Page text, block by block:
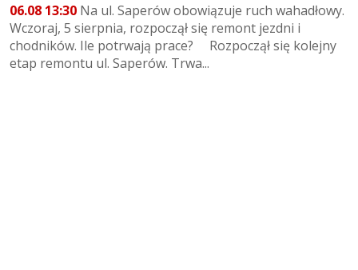
06.08 13:30 Na ul. Saperów obowiązuje ruch wahadłowy.
Wczoraj, 5 sierpnia, rozpoczął się remont jezdni i
chodników. Ile potrwają prace? Rozpoczął się kolejny
etap remontu ul. Saperów. Trwa...